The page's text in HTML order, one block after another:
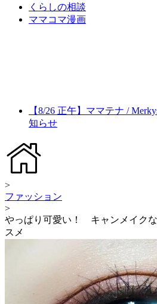
くらしの相談
ママコマ漫画
【8/26 正午】ママテナ /
知らせ
>
ファッション
>
やっぱり可愛い！ キャンメイクな
スメ